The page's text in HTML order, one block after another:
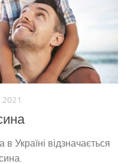
Україні відзначається